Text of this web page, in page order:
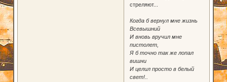
стреляют...
Когда б вернул мне жизнь
Всевышний
И вновь вручил мне
пистолет,
Я б точно так же лопал
вишни
И целил просто в белый
свет!..